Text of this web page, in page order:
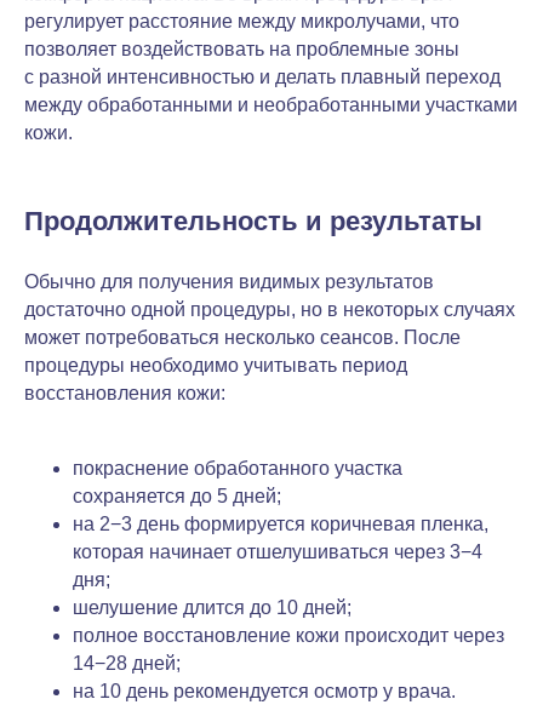
регулирует расстояние между микролучами, что
позволяет воздействовать на проблемные зоны
с разной интенсивностью и делать плавный переход
между обработанными и необработанными участками
кожи.
Продолжительность и результаты
Обычно для получения видимых результатов
достаточно одной процедуры, но в некоторых случаях
может потребоваться несколько сеансов. После
процедуры необходимо учитывать период
восстановления кожи:
покраснение обработанного участка
сохраняется до 5 дней;
на 2−3 день формируется коричневая пленка,
которая начинает отшелушиваться через 3−4
дня;
шелушение длится до 10 дней;
полное восстановление кожи происходит через
14−28 дней;
на 10 день рекомендуется осмотр у врача.